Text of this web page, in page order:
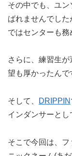
その中でも、ユ
ばれませんでし
ではセンターも務
さらに、練習生
望も厚かったんで
そして、 DRIPPIN
インダンサーとし
そこで今回は、フ